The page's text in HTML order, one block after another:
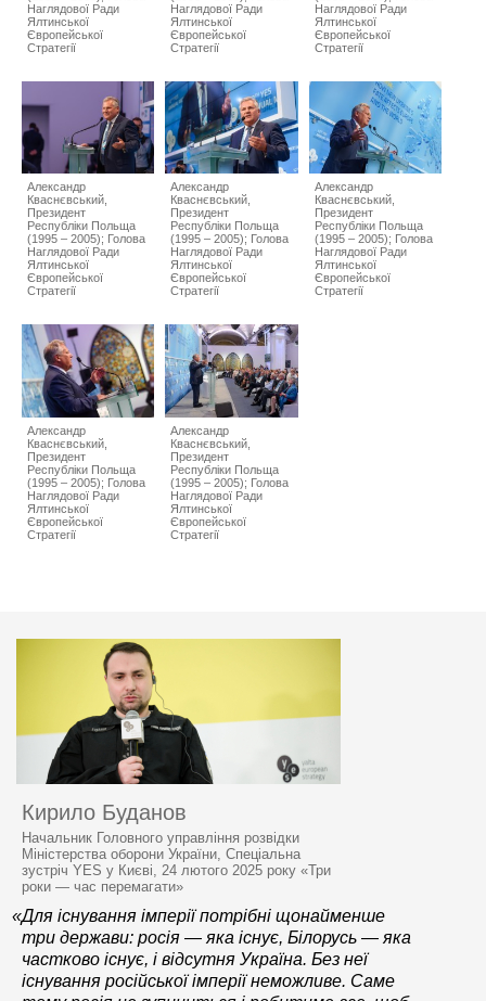
Наглядової Ради
Ялтинської
Європейської
Стратегії
Наглядової Ради
Ялтинської
Європейської
Стратегії
Наглядової Ради
Ялтинської
Європейської
Стратегії
Александр
Кваснєвський,
Президент
Республіки Польща
(1995 – 2005); Голова
Наглядової Ради
Ялтинської
Європейської
Стратегії
Александр
Кваснєвський,
Президент
Республіки Польща
(1995 – 2005); Голова
Наглядової Ради
Ялтинської
Європейської
Стратегії
Александр
Кваснєвський,
Президент
Республіки Польща
(1995 – 2005); Голова
Наглядової Ради
Ялтинської
Європейської
Стратегії
Александр
Кваснєвський,
Президент
Республіки Польща
(1995 – 2005); Голова
Наглядової Ради
Ялтинської
Європейської
Стратегії
Александр
Кваснєвський,
Президент
Республіки Польща
(1995 – 2005); Голова
Наглядової Ради
Ялтинської
Європейської
Стратегії
Кирило Буданов
Начальник Головного управління розвідки
Міністерства оборони України, Спеціальна
зустріч YES у Києві, 24 лютого 2025 року «Три
роки — час перемагати»
«Для існування імперії потрібні щонайменше
три держави: росія — яка існує, Білорусь — яка
частково існує, і відсутня Україна. Без неї
існування російської імперії неможливе. Саме